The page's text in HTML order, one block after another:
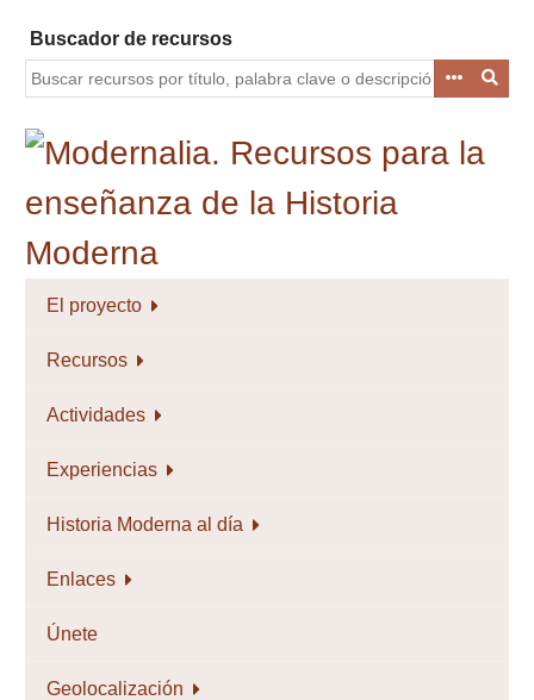
contenido
principal
Buscador de recursos
El proyecto
Recursos
Actividades
Experiencias
Historia Moderna al día
Enlaces
Únete
Geolocalización